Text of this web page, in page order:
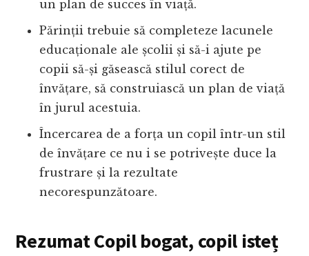
un plan de succes în viață.
Părinții trebuie să completeze lacunele
educaționale ale școlii și să-i ajute pe
copii să-și găsească stilul corect de
învățare, să construiască un plan de viață
în jurul acestuia.
Încercarea de a forța un copil într-un stil
de învățare ce nu i se potrivește duce la
frustrare și la rezultate
necorespunzătoare.
Rezumat Copil bogat, copil isteț